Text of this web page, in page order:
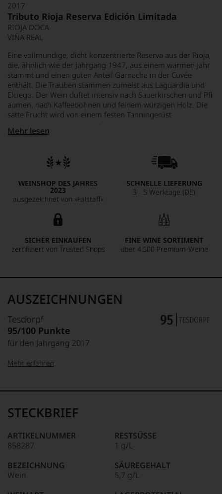
2017
Tributo Rioja Reserva Edición Limitada
RIOJA DOCA
VIÑA REAL
Eine vollmundige, dicht konzentrierte Reserva aus der Rioja,
die, ähnlich wie der Jahrgang 1947, aus einem warmen Jahr
stammt und einen guten Anteil Garnacha in der Cuvée
enthält. Die Trauben stammen zumeist aus Laguardia und
Elciego. Der Wein duftet intensiv nach Sauerkirschen und Pfl
aumen, nach Kaffeebohnen und feinem würzigen Holz. Die
satte Frucht wird von einem festen Tanningerüst
gepaart mit den Tanninen wird den Wein lange lebendig und
Mehr lesen
WEINSHOP DES JAHRES
2023
ausgezeichnet von »Falstaff«
SCHNELLE LIEFERUNG
3 - 5 Werktage (DE)
SICHER EINKAUFEN
zertifiziert von Trusted Shops
FINE WINE SORTIMENT
über 4.500 Premium-Weine
AUSZEICHNUNGEN
Tesdorpf
95/100 Punkte
für den Jahrgang 2017
95–98 Punkte:
90–94 Punkte:
Name
Tesdorpf
für
»Fine
für
die
edlen
Weine
Mehr erfahren
STECKBRIEF
ARTIKELNUMMER
858287
BEZEICHNUNG
Wein
RESTSÜSSE
1 g/L
SÄUREGEHALT
5,7 g/L